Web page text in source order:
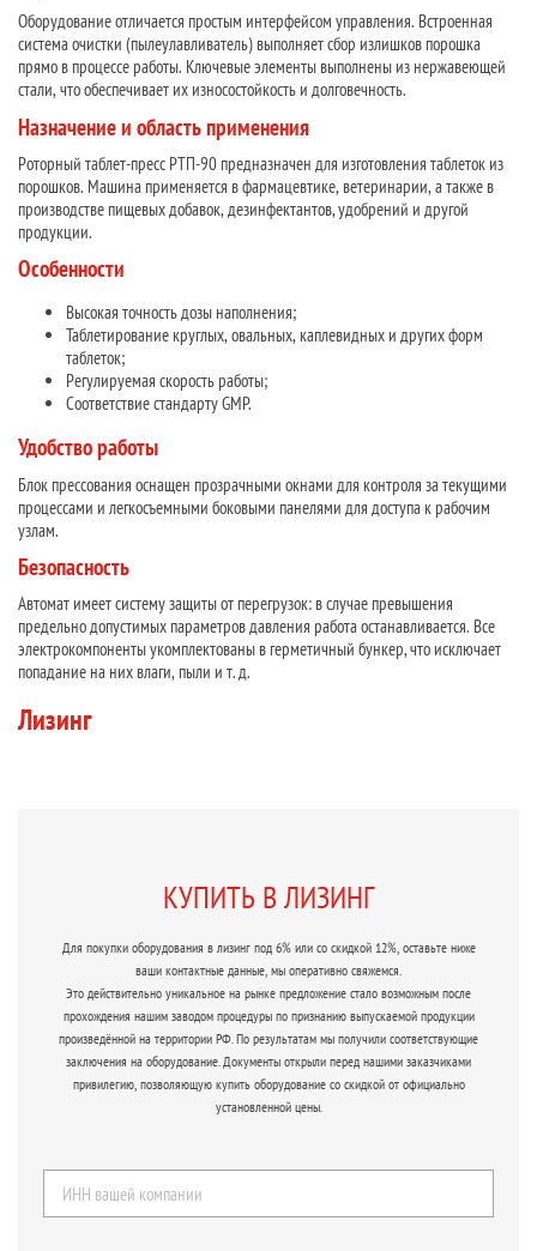
Оборудование отличается простым интерфейсом управления. Встроенная
система очистки (пылеулавливатель) выполняет сбор излишков порошка
прямо в процессе работы. Ключевые элементы выполнены из нержавеющей
стали, что обеспечивает их износостойкость и долговечность.
Назначение и область применения
Роторный таблет-пресс РТП-90 предназначен для изготовления таблеток из
порошков. Машина применяется в фармацевтике, ветеринарии, а также в
производстве пищевых добавок, дезинфектантов, удобрений и другой
продукции.
Особенности
Высокая точность дозы наполнения;
Таблетирование круглых, овальных, каплевидных и других форм
таблеток;
Регулируемая скорость работы;
Соответствие стандарту GMP.
Удобство работы
Блок прессования оснащен прозрачными окнами для контроля за текущими
процессами и легкосъемными боковыми панелями для доступа к рабочим
узлам.
Безопасность
Автомат имеет систему защиты от перегрузок: в случае превышения
предельно допустимых параметров давления работа останавливается. Все
электрокомпоненты укомплектованы в герметичный бункер, что исключает
попадание на них влаги, пыли и т. д.
Лизинг
КУПИТЬ В ЛИЗИНГ
Для покупки оборудования в лизинг под 6% или со скидкой 12%, оставьте ниже
ваши контактные данные, мы оперативно свяжемся.
Это действительно уникальное на рынке предложение стало возможным после
прохождения нашим заводом процедуры по признанию выпускаемой продукции
произведённой на территории РФ. По результатам мы получили соответствующие
заключения на оборудование. Документы открыли перед нашими заказчиками
привилегию, позволяющую купить оборудование со скидкой от официально
установленной цены.